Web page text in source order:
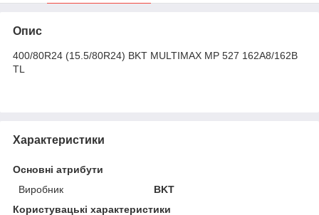
Опис
400/80R24 (15.5/80R24) BKT MULTIMAX MP 527 162A8/162B
TL
Характеристики
Основні атрибути
Виробник
BKT
Користувацькі характеристики